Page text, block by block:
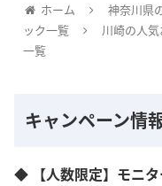
ホーム
神奈川県
ック一覧
川崎の人
一覧
キャンペーン情
◆ 【人数限定】モニタ